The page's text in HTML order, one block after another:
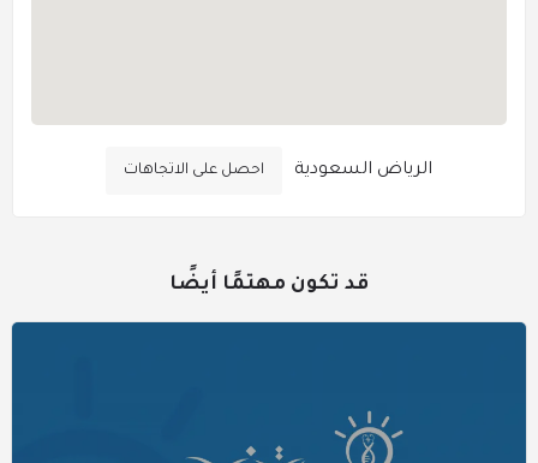
الرياض السعودية احصل على الاتجاهات
قد تكون مهتمًا أيضًا